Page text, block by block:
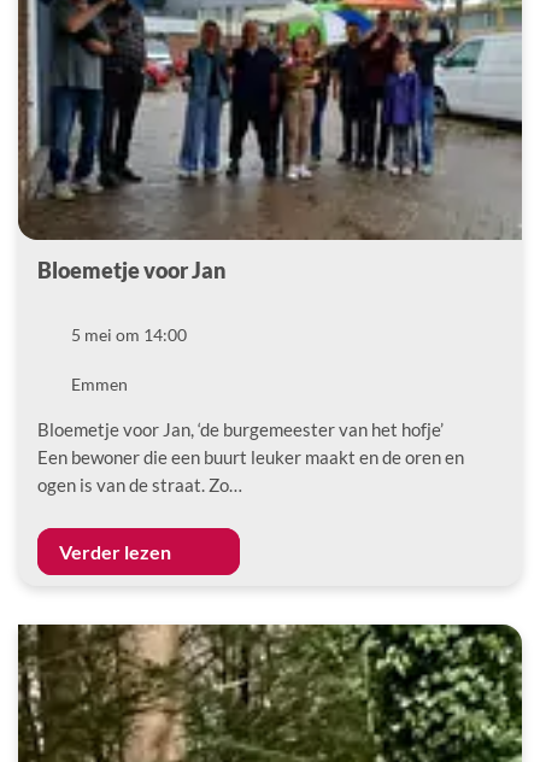
Bloemetje voor Jan
Datum5 mei om 14:00
LocatieEmmen
Bloemetje voor Jan, ‘de burgemeester van het hofje’
Een bewoner die een buurt leuker maakt en de oren en
ogen is van de straat. Zo…
Verder lezen